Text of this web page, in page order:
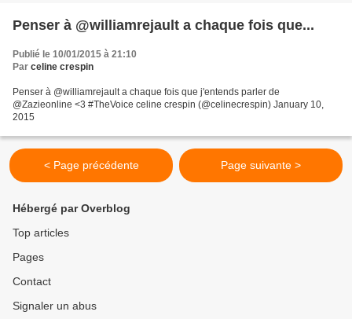
Penser à @williamrejault a chaque fois que...
Publié le 10/01/2015 à 21:10
Par celine crespin
Penser à @williamrejault a chaque fois que j'entends parler de
@Zazieonline <3 #TheVoice celine crespin (@celinecrespin) January 10,
2015
< Page précédente Page suivante >
Hébergé par Overblog
Top articles
Pages
Contact
Signaler un abus